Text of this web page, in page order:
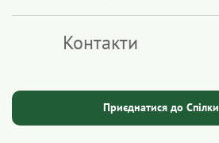
Контакти
Приєднатися до Спілки